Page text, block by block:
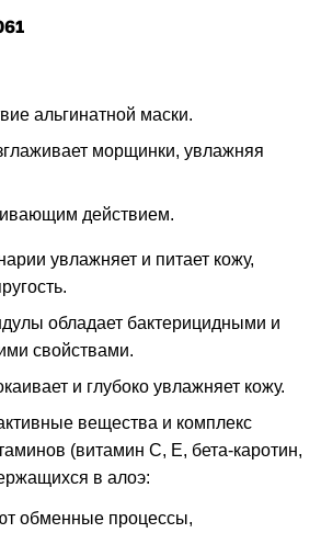
альгинатной маски.
морщинки, увлажняя
действием.
увлажняет и питает кожу,
обладает бактерицидными и
свойствами.
и глубоко увлажняет кожу.
вещества и комплекс
(витамин C, E, бета-каротин,
в алоэ:
обменные процессы,